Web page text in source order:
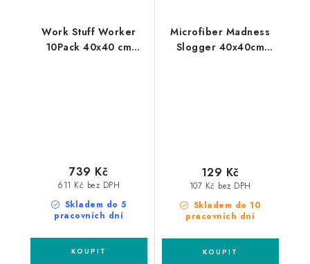
Work Stuff Worker
10Pack 40x40 cm
Skladem do 5
pracovních dní
611 Kč bez DPH
739 Kč
Microfiber Madness
Slogger 40x40cm
Skladem do 10
pracovních dní
107 Kč bez DPH
129 Kč